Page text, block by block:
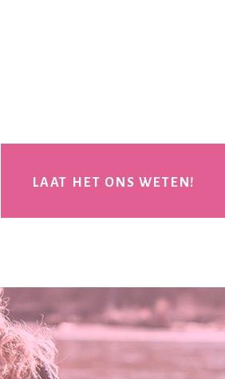
LAAT HET ONS WETEN!